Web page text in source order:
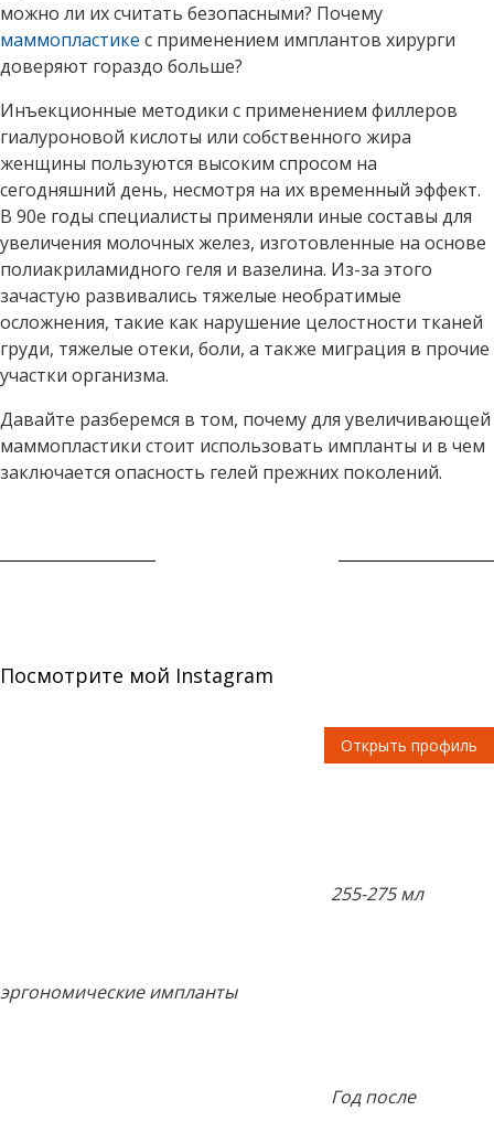
можно ли их считать безопасными? Почему
маммопластике с применением имплантов хирурги
доверяют гораздо больше?
Инъекционные методики с применением филлеров
гиалуроновой кислоты или собственного жира
женщины пользуются высоким спросом на
сегодняшний день, несмотря на их временный эффект.
В 90е годы специалисты применяли иные составы для
увеличения молочных желез, изготовленные на основе
полиакриламидного геля и вазелина. Из-за этого
зачастую развивались тяжелые необратимые
осложнения, такие как нарушение целостности тканей
груди, тяжелые отеки, боли, а также миграция в прочие
участки организма.
Давайте разберемся в том, почему для увеличивающей
маммопластики стоит использовать импланты и в чем
заключается опасность гелей прежних поколений.
Посмотрите мой Instagram
Открыть профиль
255-275 мл
эргономические импланты
Год после